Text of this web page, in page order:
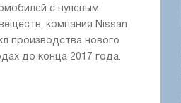
с нулевым
компания Nissan
производства нового
до конца 2017 года.